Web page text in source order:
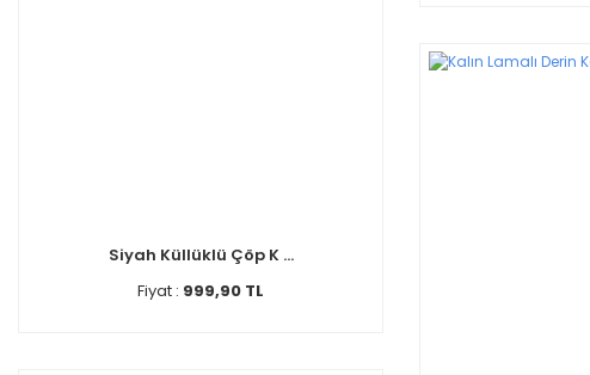
Siyah Küllüklü Çöp K ...
Fiyat : 999,90 TL